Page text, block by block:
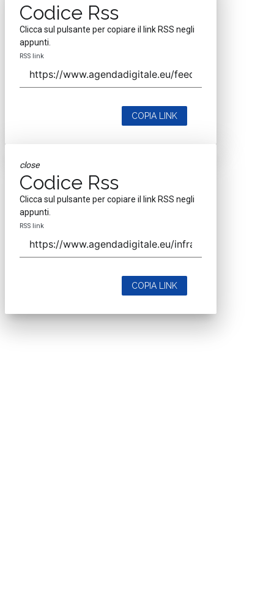
Codice Rss
Clicca sul pulsante per copiare il link RSS negli
appunti.
RSS link
COPIA LINK
close
Codice Rss
Clicca sul pulsante per copiare il link RSS negli
appunti.
RSS link
COPIA LINK